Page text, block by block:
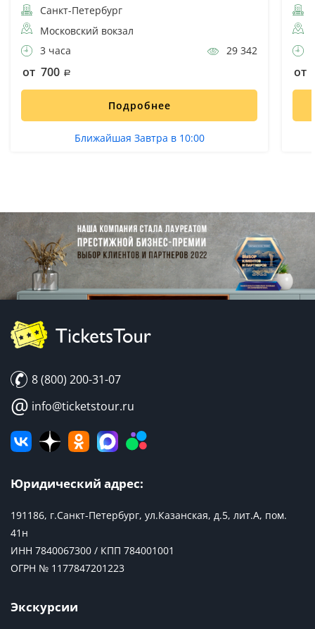
Санкт-Петербург
Московский вокзал
3 часа
29 342
от 700
Подробнее
Ближайшая Завтра в 10:00
от
8 (800) 200-31-07
@ info@ticketstour.ru
Юридический адрес:
191186, г.Санкт-Петербург, ул.Казанская, д.5, лит.А, пом.
41н
ИНН 7840067300 / КПП 784001001
ОГРН № 1177847201223
Экскурсии